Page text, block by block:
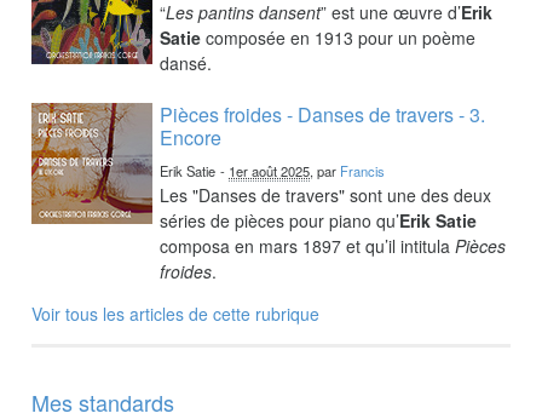
“Les pantins dansent” est une œuvre d’Erik
Satie composée en 1913 pour un poème
dansé.
Pièces froides - Danses de travers - 3.
Encore
Erik Satie - 1er août 2025, par Francis
Les "Danses de travers" sont une des deux
séries de pièces pour piano qu’Erik Satie
composa en mars 1897 et qu’il intitulaPièces
froides.
Voir tous les articles de cette rubrique
Mes standards